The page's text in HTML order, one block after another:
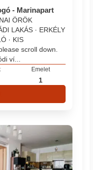
- Marinapart
ÖRÖK
LAKÁS · ERKÉLY
· KIS
scroll down.
ví...
Emelet
1